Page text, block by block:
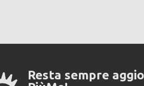
Resta sempre